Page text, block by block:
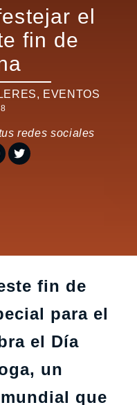
el
fin de
, EVENTOS
redes sociales
fin de
para el
el Día
un
que